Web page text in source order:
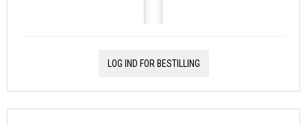
LOG IND FOR BESTILLING